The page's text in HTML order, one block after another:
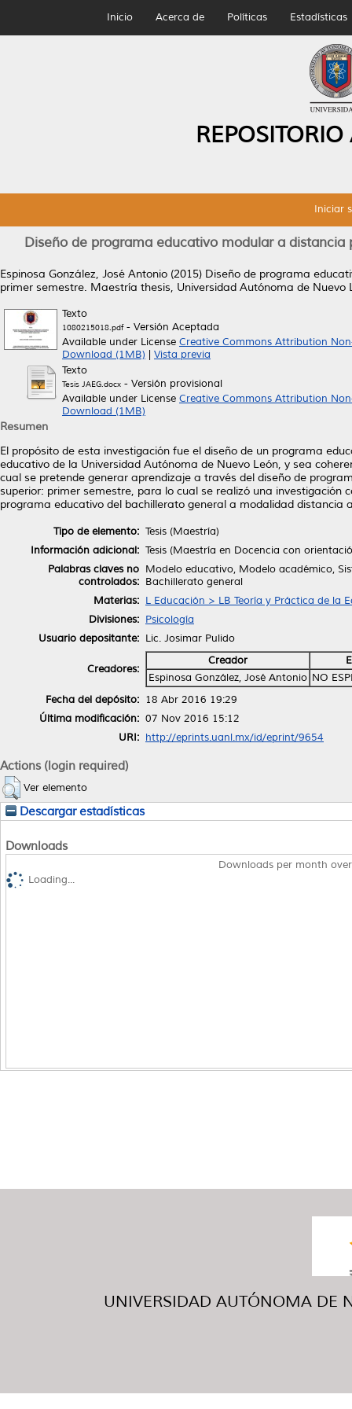
Inicio Acerca de Políticas Estadísticas
Iniciar
Diseño de programa educativo modular a
Espinosa González, José Antonio (2015) Diseño de programa
primer semestre. Maestría thesis, Universidad Autónoma de Nuevo
Texto
1080215018.pdf- Versión Aceptada
Available under License Creative Commons Attribution
Download (1MB)
Vista previa
Texto
Tesis JAEG.docx - Versión provisional
Available under License Creative Commons Attribution
Download (1MB)
Resumen
El propósito de esta investigación fue el diseño de un programa
educativo de la Universidad Autónoma de Nuevo León, y sea
cual se pretende generar aprendizaje a través del diseño de
superior: primer semestre, para lo cual se realizó una
programa educativo del bachillerato general a modalidad distancia
Tipo de elemento: Tesis (Maestría)
Información adicional: Tesis (Maestría en Docencia con
Palabras claves no
controlados:
Modelo educativo, Modelo académico,
Bachillerato general
Materias: L Educación > LB Teoría y Práctica de la
Divisiones: Psicología
Usuario depositante: Lic. Josimar Pulido
Creadores:
Creador
Espinosa González, José Antonio NO
Fecha del depósito: 18 Abr 2016 19:29
Última modificación: 07 Nov 2016 15:12
URI: http://eprints.uanl.mx/id/eprint/9654
Actions (login required)
Ver elemento
Descargar estadísticas
Downloads
Downloads per month
Loading...
UNIVERSIDAD AUTÓNOMA DE